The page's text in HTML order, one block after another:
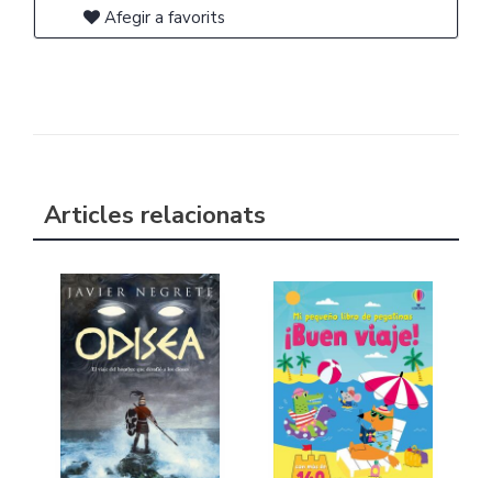
Afegir a favorits
Articles relacionats